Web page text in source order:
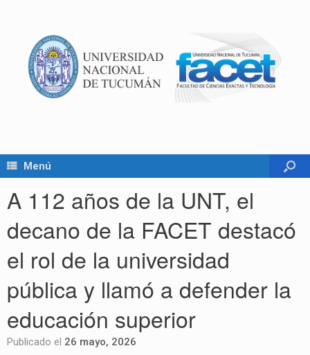
Menú
A 112 años de la UNT, el
decano de la FACET destacó
el rol de la universidad
pública y llamó a defender la
educación superior
Publicado el 26 mayo, 2026